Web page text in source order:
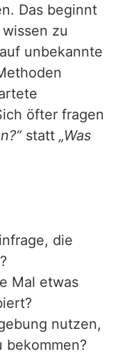
Das beginnt
zu
unbekannte
öfter fragen
statt „Was
die
Mal etwas
nutzen,
bekommen?